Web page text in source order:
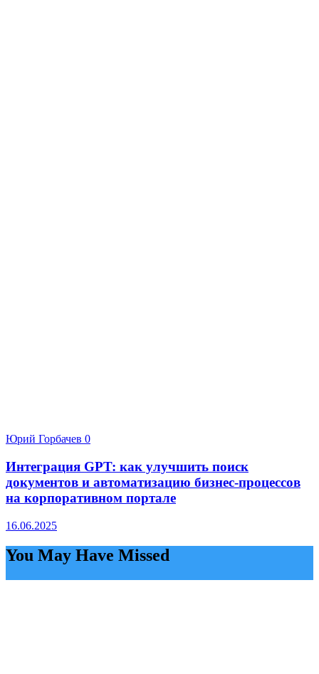
Юрий Горбачев 0
Интеграция GPT: как улучшить поиск
документов и автоматизацию бизнес-процессов
на корпоративном портале
16.06.2025
You May Have Missed